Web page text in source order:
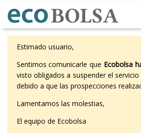
Estimado usuario,
Sentimos comunicarle que Ecobolsa
visto obligados a suspender el
debido a que las prospecciones
Lamentamos las molestias,
El equipo de Ecobolsa